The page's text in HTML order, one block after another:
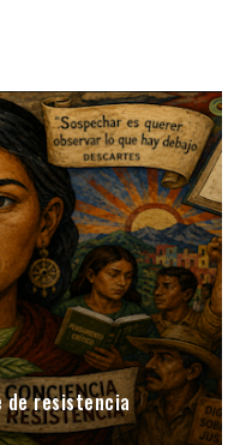
de resistencia